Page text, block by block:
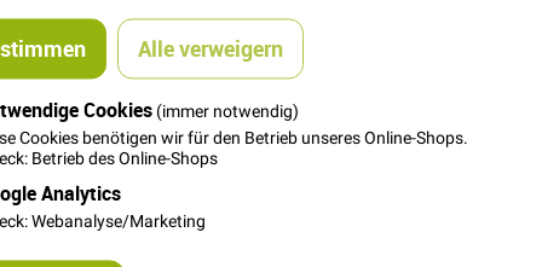
Alle verweigern
Cookies (immer notwendig)
Cookies benötigen wir für den Betrieb unseres Online-Shops.
Betrieb des Online-Shops
Analytics
Webanalyse/Marketing
Du bist Dir nicht sicher, ob die ausgewählte
uns einfach eine kurze Email, zu welchem Stoff es passen
eignet sich für Zierstiche, Steppnähte und handgenähte
Glanz und ist weich und geschmeidig. Er ist außerdem noch